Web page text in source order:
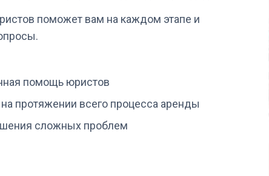
поможет вам на каждом этапе и
помощь юристов
протяжении всего процесса аренды
сложных проблем